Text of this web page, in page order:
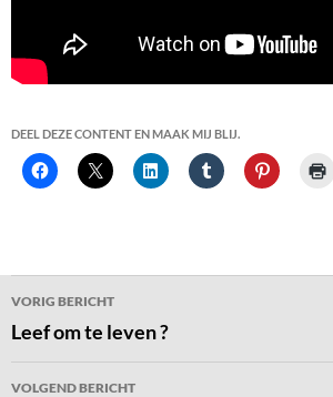
DEEL DEZE CONTENT EN MAAK MIJ BLIJ.
Bericht
navigatie
VORIG BERICHT
Leef om te leven ?
VOLGEND BERICHT